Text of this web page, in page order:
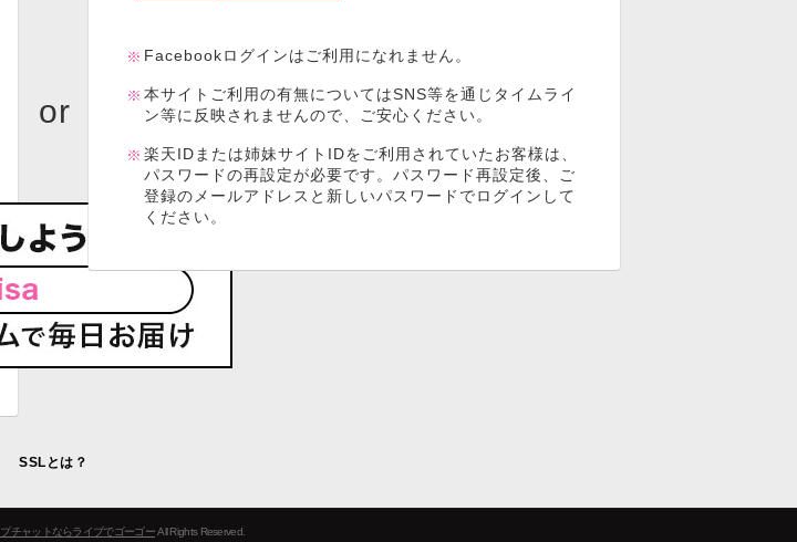
Facebookログインはご利用になれません。
本サイトご利用の有無についてはSNS等を通じタイムライ
ン等に反映されませんので、ご安心ください。
楽天IDまたは姉妹サイトIDをご利用されていたお客様は、
パスワードの再設定が必要です。パスワード再設定後、ご
登録のメールアドレスと新しいパスワードでログインして
ください。
SSLとは？
チャットならライブでゴーゴーAll Rights Reserved.